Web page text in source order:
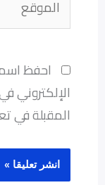
احفظ
الإلكتروني
المقبلة في